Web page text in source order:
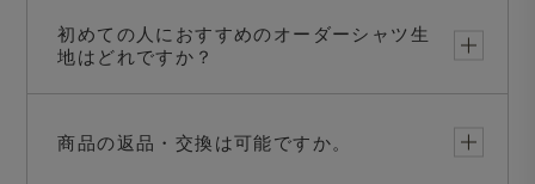
初めての人におすすめのオーダーシャツ生
地はどれですか？
商品の返品・交換は可能ですか。